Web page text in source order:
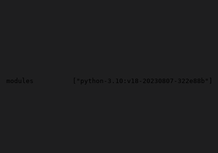
modules ["python-3.10:v18-20230807-322e88b"]